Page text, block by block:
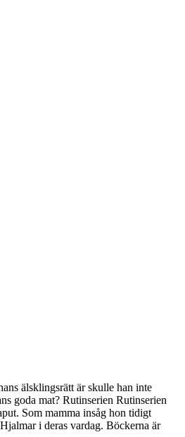
älsklingsrätt är skulle han inte
goda mat? Rutinserien Rutinserien
Som mamma insåg hon tidigt
i deras vardag. Böckerna är